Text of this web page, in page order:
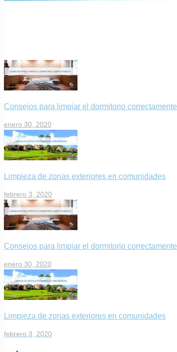
Consejos para limpiar el dormitorio correctamente
enero 30, 2020
Limpieza de zonas exteriores en comunidades
febrero 3, 2020
Consejos para limpiar el dormitorio correctamente
enero 30, 2020
Limpieza de zonas exteriores en comunidades
febrero 3, 2020